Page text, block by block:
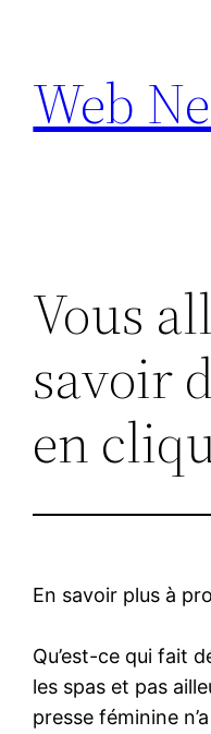
contenu
Web
Vous
savoir
en
En savoir plus à
Qu’est-ce qui fait
les spas et pas
presse féminine